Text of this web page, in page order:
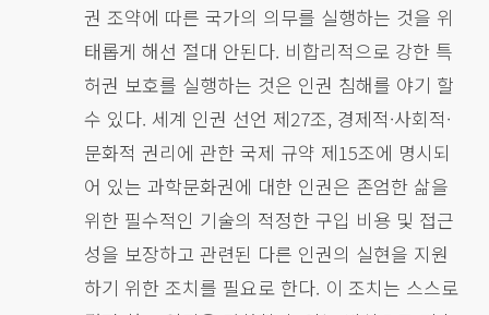
권 조약에 따른 국가의 의무를 실행하는 것을 위
태롭게 해선 절대 안된다. 비합리적으로 강한 특
허권 보호를 실행하는 것은 인권 침해를 야기 할
수 있다. 세계 인권 선언 제27조, 경제적·사회적·
문화적 권리에 관한 국제 규약 제15조에 명시되
어 있는 과학문화권에 대한 인권은 존엄한 삶을
위한 필수적인 기술의 적정한 구입 비용 및 접근
성을 보장하고 관련된 다른 인권의 실현을 지원
하기 위한 조치를 필요로 한다. 이 조치는 스스로